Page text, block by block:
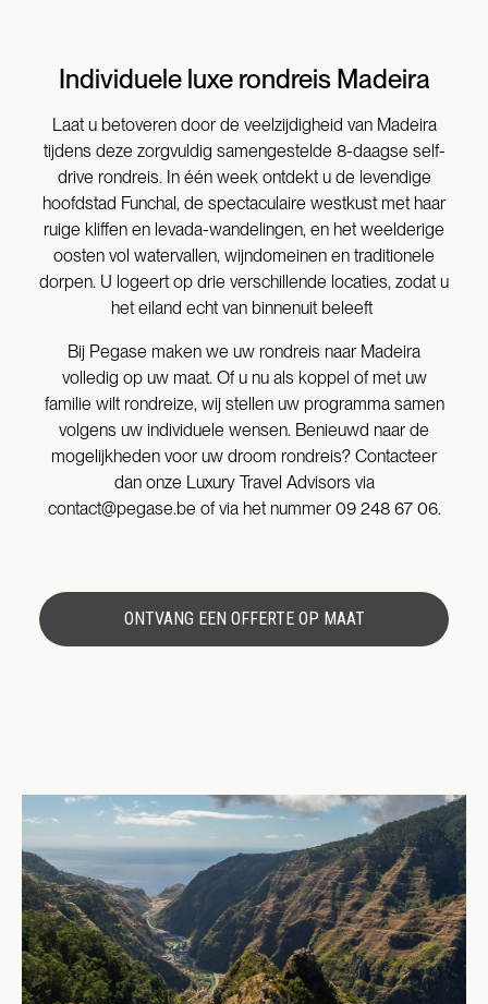
Individuele luxe rondreis Madeira
Laat u betoveren door de veelzijdigheid van Madeira
tijdens deze zorgvuldig samengestelde 8-daagse self-
drive rondreis. In één week ontdekt u de levendige
hoofdstad Funchal, de spectaculaire westkust met haar
ruige kliffen en levada-wandelingen, en het weelderige
oosten vol watervallen, wijndomeinen en traditionele
dorpen. U logeert op drie verschillende locaties, zodat u
het eiland echt van binnenuit beleeft
Bij Pegase maken we uw rondreis naar Madeira
volledig op uw maat. Of u nu als koppel of met uw
familie wilt rondreize, wij stellen uw programma samen
volgens uw individuele wensen. Benieuwd naar de
mogelijkheden voor uw droom rondreis? Contacteer
dan onze Luxury Travel Advisors via
contact@pegase.be of via het nummer 09 248 67 06.
ONTVANG EEN OFFERTE OP MAAT